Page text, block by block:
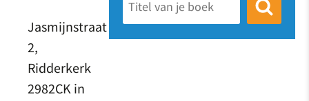
Jasmijnstraat
2,
Ridderkerk
2982CK in